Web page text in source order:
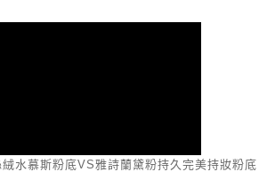
水慕斯粉底VS雅詩蘭黛粉持久完美持妝粉底